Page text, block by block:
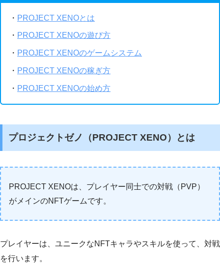
・ PROJECT XENOとは
・ PROJECT XENOの遊び方
・ PROJECT XENOのゲームシステム
・ PROJECT XENOの稼ぎ方
・ PROJECT XENOの始め方
プロジェクトゼノ（PROJECT XENO）とは
PROJECT XENOは、プレイヤー同士での対戦（PVP）
がメインのNFTゲームです。
プレイヤーは、ユニークなNFTキャラやスキルを使って、対戦
を行います。